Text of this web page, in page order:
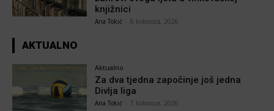
knjižnici
Ana Tokić 6 kolovoza, 2026
AKTUALNO
Aktualno
Za dva tjedna započinje još jedna
Divlja liga
Ana Tokić 7 kolovoza, 2026